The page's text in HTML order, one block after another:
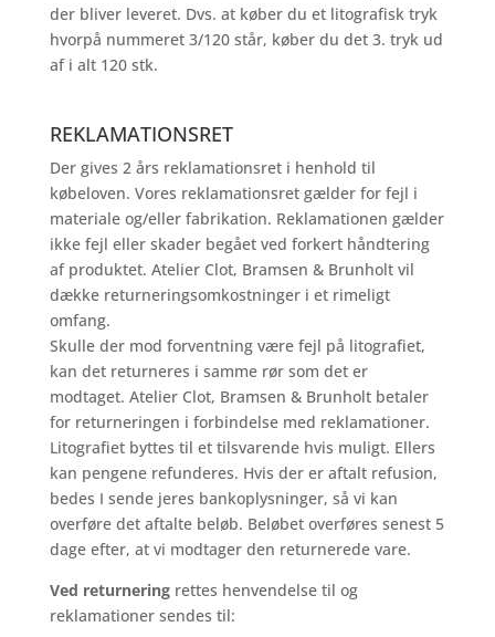
der bliver leveret. Dvs. at køber du et litografisk tryk
hvorpå nummeret 3/120 står, køber du det 3. tryk ud
af i alt 120 stk.
REKLAMATIONSRET
Der gives 2 års reklamationsret i henhold til
købeloven. Vores reklamationsret gælder for fejl i
materiale og/eller fabrikation. Reklamationen gælder
ikke fejl eller skader begået ved forkert håndtering
af produktet. Atelier Clot, Bramsen & Brunholt vil
dække returneringsomkostninger i et rimeligt
omfang.
Skulle der mod forventning være fejl på litografiet,
kan det returneres i samme rør som det er
modtaget. Atelier Clot, Bramsen & Brunholt betaler
for returneringen i forbindelse med reklamationer.
Litografiet byttes til et tilsvarende hvis muligt. Ellers
kan pengene refunderes. Hvis der er aftalt refusion,
bedes I sende jeres bankoplysninger, så vi kan
overføre det aftalte beløb. Beløbet overføres senest 5
dage efter, at vi modtager den returnerede vare.
Ved returnering rettes henvendelse til og
reklamationer sendes til: